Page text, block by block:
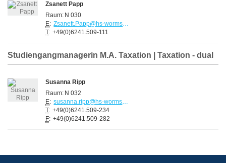
Zsanett Papp
Raum: N 030
E:
Zsanett.Papp@hs-worms.de
T: +49(0)6241.509-111
Studiengangmanagerin M.A. Taxation | Taxation - dual
Susanna Ripp
Raum: N 032
E:
susanna.ripp@hs-worms.de
T: +49(0)6241.509-234
F: +49(0)6241.509-282